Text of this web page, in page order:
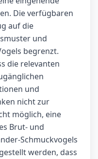
Die verfügbaren
auf die
und
begrenzt.
die relevanten
und
nicht zur
möglich, eine
Brut- und
Schmuckvogels
werden, dass